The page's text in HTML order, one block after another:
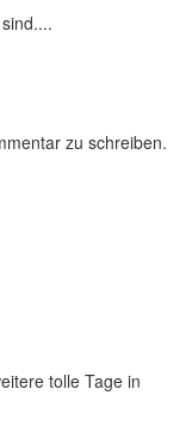
zu schreiben.
tolle Tage in